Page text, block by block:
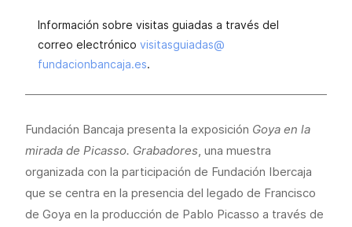
Información sobre visitas guiadas a través del
correo electrónico visitasguiadas@
fundacionbancaja.es.
Fundación Bancaja presenta la exposición Goya en la
mirada de Picasso. Grabadores, una muestra
organizada con la participación de Fundación Ibercaja
que se centra en la presencia del legado de Francisco
de Goya en la producción de Pablo Picasso a través de